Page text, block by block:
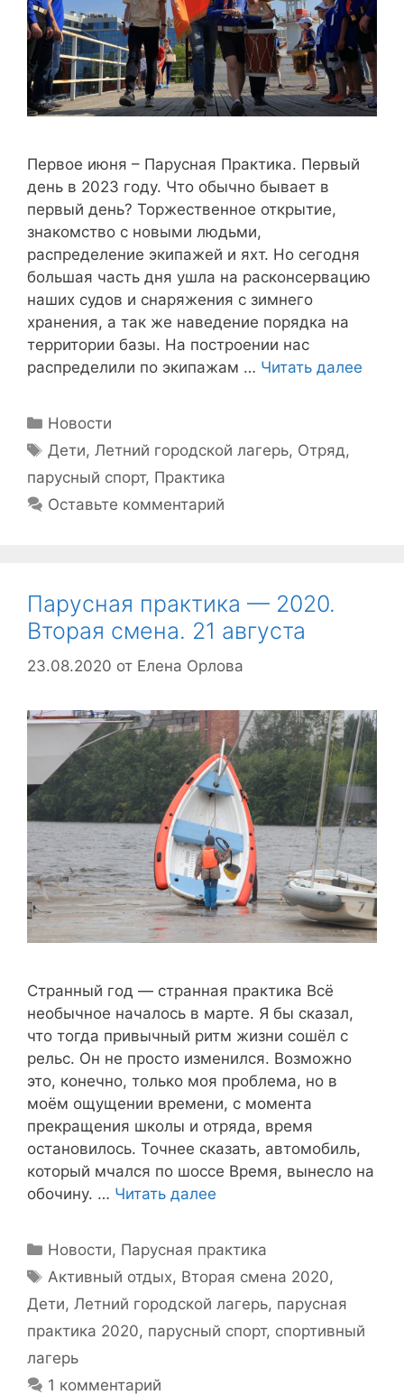
Первое июня – Парусная Практика. Первый
день в 2023 году. Что обычно бывает в
первый день? Торжественное открытие,
знакомство с новыми людьми,
распределение экипажей и яхт. Но сегодня
большая часть дня ушла на расконсервацию
наших судов и снаряжения с зимнего
хранения, а так же наведение порядка на
территории базы. На построении нас
распределили по экипажам … Читать далее
Рубрики
Новости
Метки
Дети,Летний городской лагерь, Отряд,
парусный спорт, Практика
Оставьте комментарий
Парусная практика — 2020.
Вторая смена. 21 августа
23.08.2020 от Елена Орлова
Странный год — странная практика Всё
необычное началось в марте. Я бы сказал,
что тогда привычный ритм жизни сошёл с
рельс. Он не просто изменился. Возможно
это, конечно, только моя проблема, но в
моём ощущении времени, с момента
прекращения школы и отряда, время
остановилось. Точнее сказать, автомобиль,
который мчался по шоссе Время, вынесло на
обочину. … Читать далее
Рубрики
Новости, Парусная практика
Метки
Активный отдых, Вторая смена 2020,
Дети, Летний городской лагерь, парусная
практика 2020, парусный спорт, спортивный
лагерь
1 комментарий